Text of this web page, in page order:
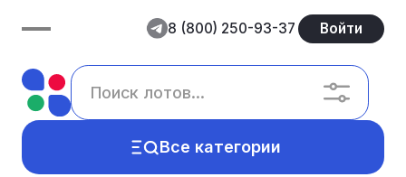
8 (800) 250-93-37 Войти
Все категории